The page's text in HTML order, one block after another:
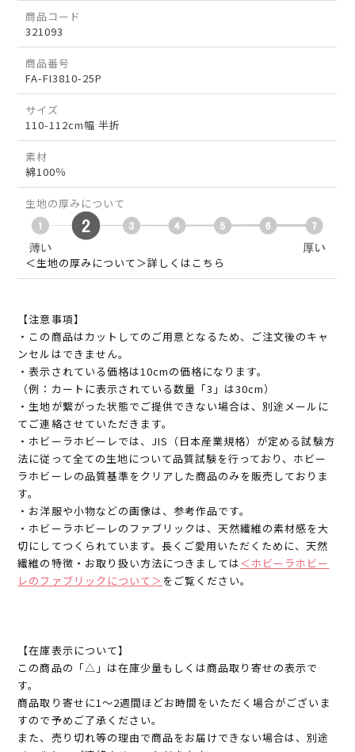
商品コード
321093
商品番号
FA-FI3810-25P
サイズ
110-112cm幅 半折
素材
綿100％
生地の厚みについて
＜生地の厚みについて＞詳しくはこちら
【注意事項】
・この商品はカットしてのご用意となるため、ご注文後のキャ
ンセルはできません。
・表示されている価格は10cmの価格になります。
（例：カートに表示されている数量「3」は30cm）
・生地が繋がった状態でご提供できない場合は、別途メールに
てご連絡させていただきます。
・ホビーラホビーレでは、JIS（日本産業規格）が定める試験方
法に従って全ての生地について品質試験を行っており、ホビー
ラホビーレの品質基準をクリアした商品のみを販売しておりま
す。
・お洋服や小物などの画像は、参考作品です。
・ホビーラホビーレのファブリックは、天然繊維の素材感を大
切にしてつくられています。長くご愛用いただくために、天然
繊維の特徴・お取り扱い方法につきましては＜ホビーラホビー
レのファブリックについて＞ をご覧ください。
【在庫表示について】
この商品の「△」は在庫少量もしくは商品取り寄せの表示で
す。
商品取り寄せに1～2週間ほどお時間をいただく場合がございま
すので予めご了承ください。
また、売り切れ等の理由で商品をお届けできない場合は、別途